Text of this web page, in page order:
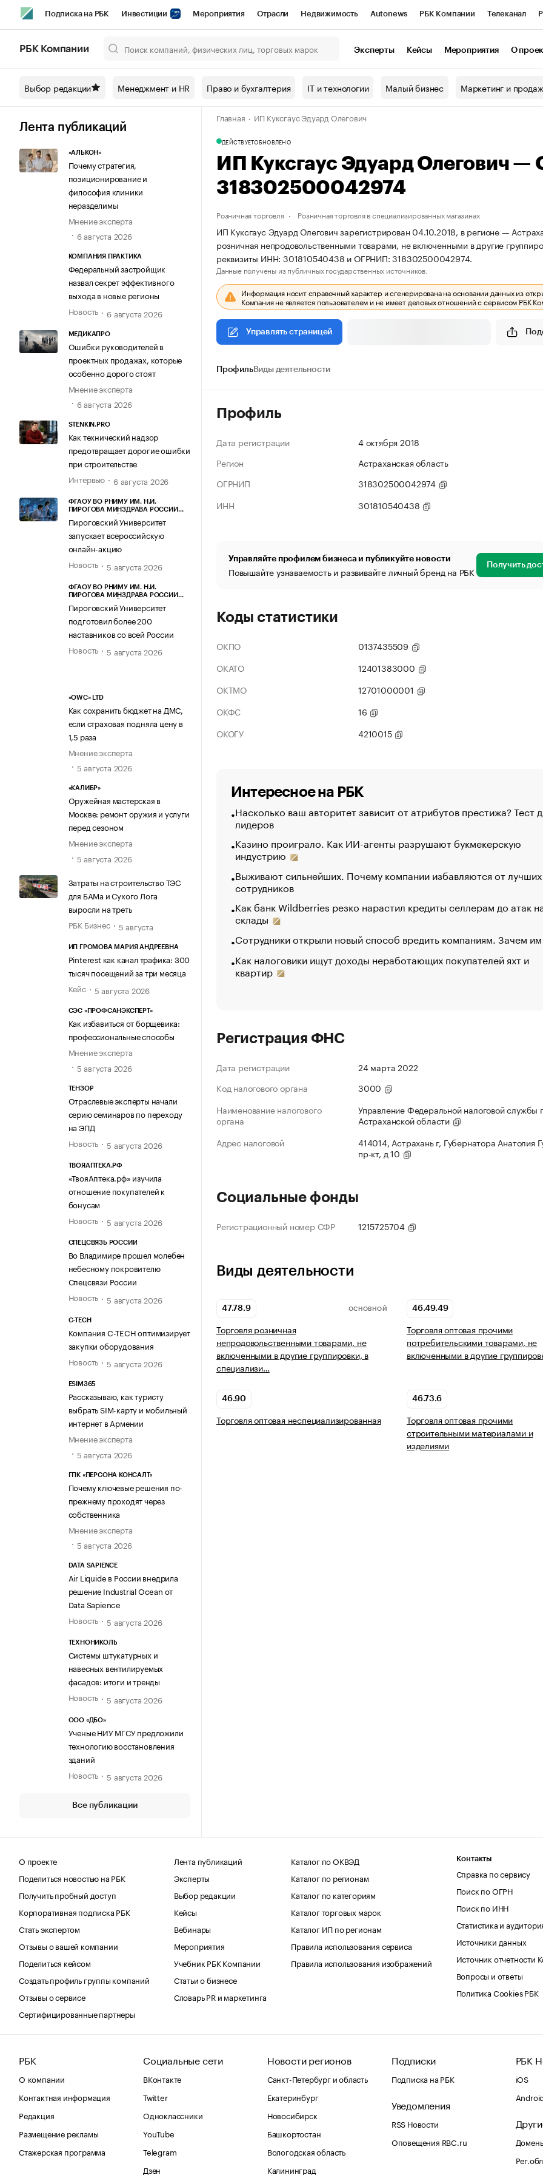
Подписка на РБК Инвестиции Мероприятия Отрасли Недвижимость Autonews РБК Компании Телеканал
Спецпроекты СПб Конференции СПб Спецпроекты Проверка контрагентов
Технологии и медиа Рынок наличной валюты
РБК Компании Эксперты Кейсы Мероприятия О
Выбор редакции Менеджмент и HR Право и бухгалтерия IT и технологии Малый бизнес Маркетинг и
Лента публикаций
«АЛЬКОН»
Почему стратегия,
позиционирование и
философия клиники
неразделимы
Мнение эксперта
6 августа 2026
КОМПАНИЯ ПРАКТИКА
Федеральный застройщик
назвал секрет эффективного
выхода в новые регионы
Новость
6 августа 2026
МЕДИКАПРО
Ошибки руководителей в
проектных продажах, которые
особенно дорого стоят
Мнение эксперта
6 августа 2026
STENKIN.PRO
Как технический надзор
предотвращает дорогие ошибки
при строительстве
Интервью
6 августа 2026
ФГАОУ ВО РНИМУ ИМ. Н.И.
ПИРОГОВА МИНЗДРАВА РОССИИ
Пироговский Университет
запускает всероссийскую
онлайн-акцию
Новость
5 августа 2026
ФГАОУ ВО РНИМУ ИМ. Н.И.
ПИРОГОВА МИНЗДРАВА РОССИИ
Пироговский Университет
подготовил более 200
наставников со всей России
Новость
5 августа 2026
«OWC» LTD
Как сохранить бюджет на ДМС,
если страховая подняла цену в
1,5 раза
Мнение эксперта
5 августа 2026
«КАЛИБР»
Оружейная мастерская в
Москве: ремонт оружия и услуги
перед сезоном
Мнение эксперта
5 августа 2026
Затраты на строительство ТЭС
для БАМа и Сухого Лога
выросли на треть
РБК Бизнес
5 августа
ИП ГРОМОВА МАРИЯ АНДРЕЕВНА
Pinterest как канал трафика: 300
тысяч посещений за три месяца
Кейс
5 августа 2026
СЭС «ПРОФСАНЭКСПЕРТ»
Как избавиться от борщевика:
профессиональные способы
Мнение эксперта
5 августа 2026
ТЕНЗОР
Отраслевые эксперты начали
серию семинаров по переходу
на ЭПД
Новость
5 августа 2026
ТВОЯАПТЕКА.РФ
«ТвояАптека.рф» изучила
отношение покупателей к
бонусам
Новость
5 августа 2026
СПЕЦСВЯЗЬ РОССИИ
Во Владимире прошел молебен
небесному покровителю
Спецсвязи России
Новость
5 августа 2026
C-TECH
Компания C-TECH оптимизирует
закупки оборудования
Новость
5 августа 2026
ESIM365
Рассказываю, как туристу
выбрать SIM-карту и мобильный
интернет в Армении
Мнение эксперта
5 августа 2026
ГПК «ПЕРСОНА КОНСАЛТ»
Почему ключевые решения по-
прежнему проходят через
собственника
Мнение эксперта
5 августа 2026
DATA SAPIENCE
Air Liquide в России внедрила
решение Industrial Ocean от
Data Sapience
Новость
5 августа 2026
ТЕХНОНИКОЛЬ
Системы штукатурных и
навесных вентилируемых
фасадов: итоги и тренды
Новость
5 августа 2026
ООО «ДБО»
Ученые НИУ МГСУ предложили
технологию восстановления
зданий
Новость
5 августа 2026
Все публикации
Главная ИП Куксгаус Эдуард Олегович
ДЕЙСТВУЕТОБНОВЛЕНО
ИП Куксгаус Эдуард Олегович
318302500042974
Розничная торговля Розничная торговля в специализированных магазинах
ИП Куксгаус Эдуард Олегович зарегистрирован 04.10.2018, в регионе —
розничная непродовольственными товарами, не включенными в другие
реквизиты ИНН: 301810540438 и ОГРНИП: 318302500042974.
Данные получены из публичных государственных источников.
Информация носит справочный характер и сгенерирована на основании данных из
Компания не является пользователем и не имеет деловых отношений с сервисом РБК
Управлять страницей
ПрофильВиды деятельности
Профиль
Дата регистрации
4 октября 2018
Регион
Астраханская область
ОГРНИП
318302500042974
ИНН
301810540438
Управляйте профилем бизнеса и публикуйте новости
Повышайте узнаваемость и развивайте личный бренд на РБК Получить
Коды статистики
ОКПО
0137435509
ОКАТО
12401383000
ОКТМО
12701000001
ОКФС
16
ОКОГУ
4210015
Интересное на РБК
Насколько ваш авторитет зависит от атрибутов престижа? Тест
лидеров
Казино проиграло. Как ИИ-агенты разрушают букмекерскую
индустрию
Выживают сильнейших. Почему компании избавляются от лучших
сотрудников
Как банк Wildberries резко нарастил кредиты селлерам до атак
склады
Сотрудники открыли новый способ вредить компаниям. Зачем
Как налоговики ищут доходы неработающих покупателей яхт и
квартир
Регистрация ФНС
Дата регистрации
24 марта 2022
Код налогового органа
3000
Наименование налогового
органа
Управление Федеральной налоговой службы
Астраханской области
Адрес налоговой
414014, Астрахань г, Губернатора Анатолия
пр-кт, д 10
Социальные фонды
Регистрационный номер СФР 1215725704
Виды деятельности
47.78.9 ОСНОВНОЙ
Торговля розничная
непродовольственными товарами, не
включенными в другие группировки, в
специализи…
46.49.49
Торговля оптовая прочими
потребительскими товарами, не
включенными в другие
46.90
Торговля оптовая неспециализированная
46.73.6
Торговля оптовая прочими
строительными материалами и
изделиями
О проекте
Поделиться новостью на РБК
Получить пробный доступ
Корпоративная подписка РБК
Стать экспертом
Отзывы о вашей компании
Поделиться кейсом
Создать профиль группы компаний
Отзывы о сервисе
Сертифицированные партнеры
Лента публикаций
Эксперты
Выбор редакции
Кейсы
Вебинары
Мероприятия
Учебник РБК Компании
Статьи о бизнесе
Словарь PR и маркетинга
Каталог по ОКВЭД
Каталог по регионам
Каталог по категориям
Каталог торговых марок
Каталог ИП по регионам
Правила использования сервиса
Правила использования изображений
Контакты
Справка по сервису
Поиск по ОГРН
Поиск по ИНН
Статистика и
Источники данных
Источник отчетности
Вопросы и ответы
Политика Cookies РБК
РБК
О компании
Контактная информация
Редакция
Размещение рекламы
Стажерская программа
Социальные сети
ВКонтакте
Twitter
Одноклассники
YouTube
Telegram
Дзен
Новости регионов
Санкт-Петербург и область
Екатеринбург
Новосибирск
Башкортостан
Вологодская область
Калининград
Подписки
Подписка на РБК
Уведомления
RSS Новости
Оповещения RBC.ru
РБК
iOS